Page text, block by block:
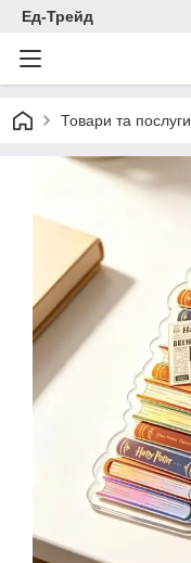
Ед-Трейд
Товари та послуги